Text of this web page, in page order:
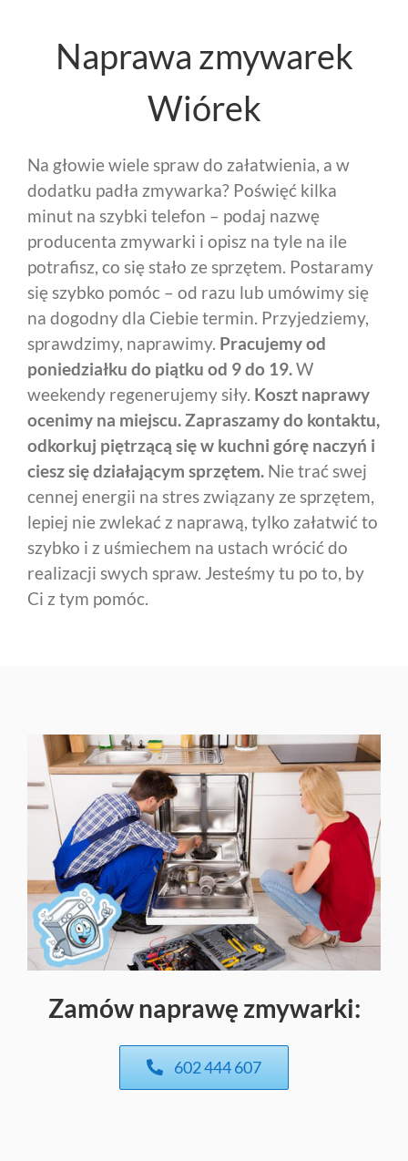
Naprawa zmywarek
Wiórek
Na głowie wiele spraw do załatwienia, a w
dodatku padła zmywarka? Poświęć kilka
minut na szybki telefon – podaj nazwę
producenta zmywarki i opisz na tyle na ile
potrafisz, co się stało ze sprzętem. Postaramy
się szybko pomóc – od razu lub umówimy się
na dogodny dla Ciebie termin. Przyjedziemy,
sprawdzimy, naprawimy. Pracujemy od
poniedziałku do piątku od 9 do 19.W
weekendy regenerujemy siły. Koszt naprawy
ocenimy na miejscu.Zapraszamy do kontaktu,
odkorkuj piętrzącą się w kuchni górę naczyń i
ciesz się działającym sprzętem. Nie trać swej
cennej energii na stres związany ze sprzętem,
lepiej nie zwlekać z naprawą, tylko załatwić to
szybko i z uśmiechem na ustach wrócić do
realizacji swych spraw. Jesteśmy tu po to, by
Ci z tym pomóc.
Zamów naprawę zmywarki:
602 444 607